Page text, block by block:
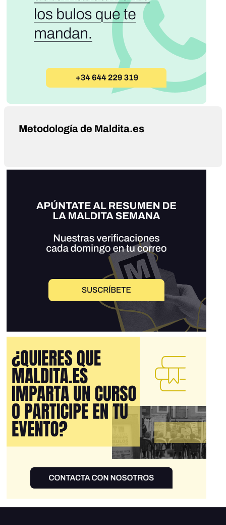
Metodología de Maldita.es